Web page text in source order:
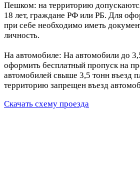
Пешком: на территорию
18 лет, граждане РФ или РБ. Для
при себе необходимо иметь
личность.
На автомобиле: На автомобили до
оформить бесплатный пропуск на
автомобилей свыше 3,5 тонн въезд
территорию запрещен въезд
Скачать схему проезда